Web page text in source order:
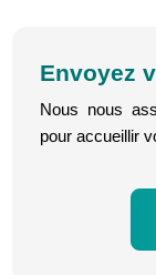
Envoyez
Nous nous
pour accueillir